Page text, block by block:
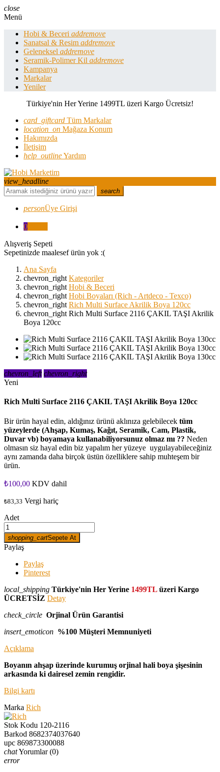
close
Menü
Hobi & Beceri addremove
Sanatsal & Resim addremove
Geleneksel addremove
Seramik-Polimer Kil addremove
Kampanya
Markalar
Yeniler
Türkiye'nin Her Yerine 1499TL üzeri Kargo Ücretsiz!
card_giftcard Tüm Markalar
location_on Mağaza Konum
Hakımızda
İletişim
help_outlineYardım
view_headline
search
personÜye Girişi
0
Alışveriş Sepeti
Sepetinizde maalesef ürün yok :(
Ana Sayfa
chevron_right Kategoriler
chevron_right Hobi & Beceri
chevron_right Hobi Boyaları (Rich - Artdeco - Texco)
chevron_right Rich Multi Surface Akrilik Boya 120cc
chevron_right Rich Multi Surface 2116 ÇAKIL TAŞI Akrilik
Boya 120cc
chevron_left chevron_right
Yeni
Rich Multi Surface 2116 ÇAKIL TAŞI Akrilik Boya 120cc
Bir ürün hayal edin, aldığınız ürünü aklınıza gelebilecek tüm
yüzeylerde (Ahşap, Kumaş, Kağıt, Seramik, Cam, Plastik,
Duvar vb) boyamaya kullanabiliyorsunuz olmaz mı ?? Neden
olmasın siz hayal edin biz yapalım her yüzeye uygulayabileceğiniz
aynı zamanda daha birçok üstün özelliklere sahip muhteşem bir
ürün.
₺100,00 KDV dahil
₺83,33 Vergi hariç
Adet
shopping_cartSepete At
Paylaş
Paylaş
Pinterest
local_shipping Türkiye'nin Her Yerine 1499TL üzeri Kargo
ÜCRETSİZ Detay
check_circle Orjinal Ürün Garantisi
insert_emoticon %100 Müşteri Memnuniyeti
Açıklama
Boyanın ahşap üzerinde kurumuş orjinal hali boya şişesinin
arkasında ki dairesel zemin rengidir.
Bilgi kartı
Marka Rich
Stok Kodu 120-2116
Barkod 8682374037640
upc 869873300088
chatYorumlar (0)
error